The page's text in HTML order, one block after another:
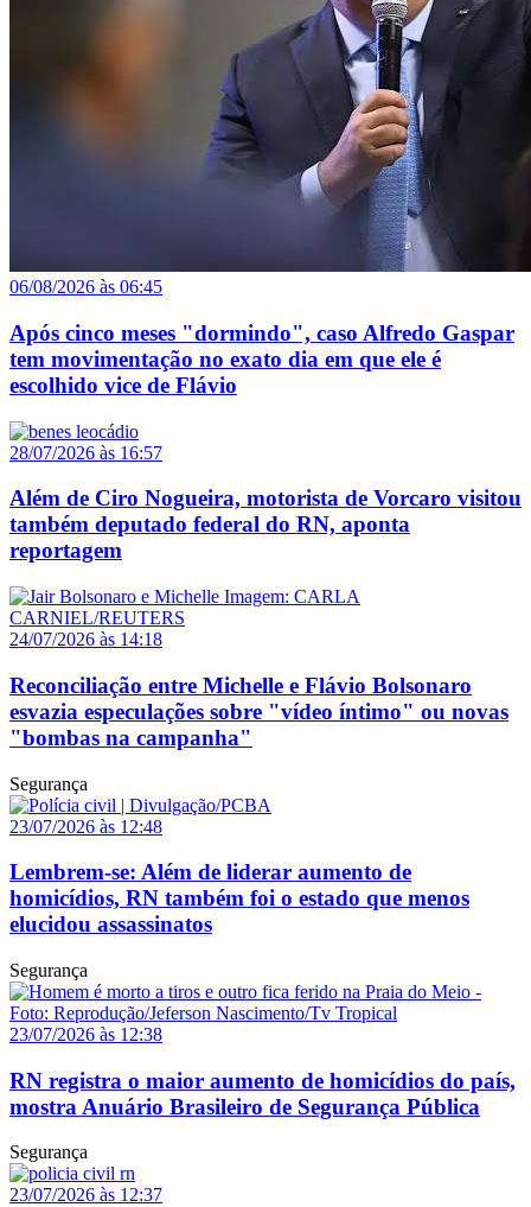
06/08/2026 às 06:45
Após cinco meses "dormindo", caso Alfredo Gaspar
tem movimentação no exato dia em que ele é
escolhido vice de Flávio
28/07/2026 às 16:57
Além de Ciro Nogueira, motorista de Vorcaro visitou
também deputado federal do RN, aponta
reportagem
24/07/2026 às 14:18
Reconciliação entre Michelle e Flávio Bolsonaro
esvazia especulações sobre "vídeo íntimo" ou novas
"bombas na campanha"
Segurança
23/07/2026 às 12:48
Lembrem-se: Além de liderar aumento de
homicídios, RN também foi o estado que menos
elucidou assassinatos
Segurança
23/07/2026 às 12:38
RN registra o maior aumento de homicídios do país,
mostra Anuário Brasileiro de Segurança Pública
Segurança
23/07/2026 às 12:37